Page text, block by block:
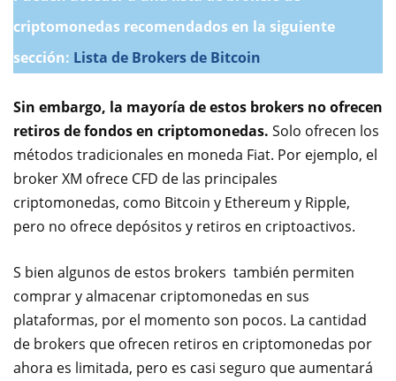
criptomonedas recomendados en la siguiente
sección: Lista de Brokers de Bitcoin
Sin embargo, la mayoría de estos brokers no ofrecen
retiros de fondos en criptomonedas. Solo ofrecen los
métodos tradicionales en moneda Fiat. Por ejemplo, el
broker XM ofrece CFD de las principales
criptomonedas, como Bitcoin y Ethereum y Ripple,
pero no ofrece depósitos y retiros en criptoactivos.
S bien algunos de estos brokers también permiten
comprar y almacenar criptomonedas en sus
plataformas, por el momento son pocos. La cantidad
de brokers que ofrecen retiros en criptomonedas por
ahora es limitada, pero es casi seguro que aumentará